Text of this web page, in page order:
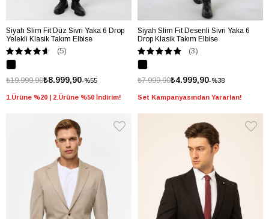
Siyah Slim Fit Düz Sivri Yaka 6 Drop
Yelekli Klasik Takım Elbise
(5)
%55
₺8.999,90
₺19.999,90
1.Ürüne %20 | 2.Ürüne %50 İndirim!
Siyah Slim Fit Desenli Sivri Yaka 6
Drop Klasik Takım Elbise
(3)
%38
₺4.999,90
₺7.999,90
Set Kampanyasından Yararlan!